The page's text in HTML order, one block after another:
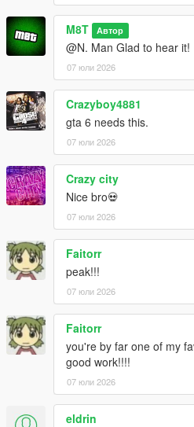
M8T Автор
@N. Man Glad to hear it!
07 юли 2026
Crazyboy4881
gta 6 needs this.
07 юли 2026
Crazy city
Nice bro💀
07 юли 2026
Faitorr
peak!!!
07 юли 2026
Faitorr
you're by far one of my
good work!!!!
07 юли 2026
eldrin